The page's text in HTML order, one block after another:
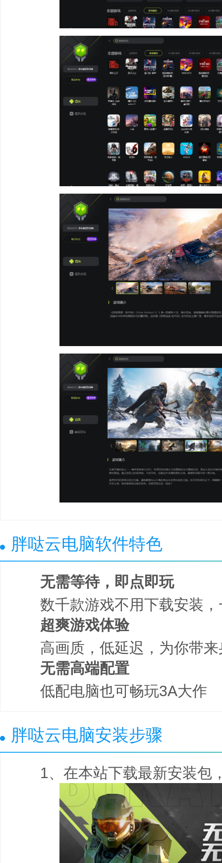
胖哒云电脑软件特色
无需等待，即点即玩
数千款游戏不用下载安装，
超爽游戏体验
高画质，低延迟，为你带来
无需高端配置
低配电脑也可畅玩3A大作
胖哒云电脑安装步骤
1、在本站下载最新安装包